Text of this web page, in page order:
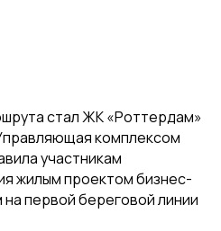
стал ЖК «Роттердам»
комплексом
участникам
жилым проектом бизнес-
первой береговой линии